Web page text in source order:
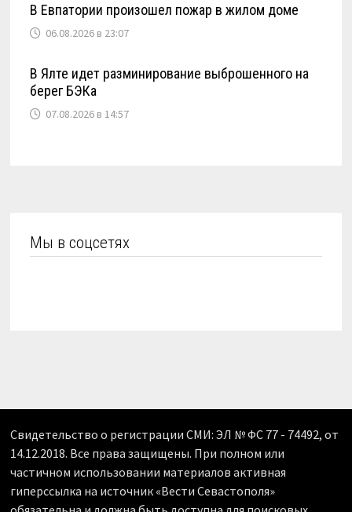
В Евпатории произошел пожар в жилом доме
06.08.2026 в 23:07
В Ялте идет разминирование выброшенного на
берег БЭКа
07.08.2026 в 14:57
Мы в соцсетях
Свидетельство о регистрации СМИ: ЭЛ № ФС 77 - 74492, от
14.12.2018. Все права защищены. При полном или
частичном использовании материалов активная
гиперссылка на источник «Вести Севастополя»